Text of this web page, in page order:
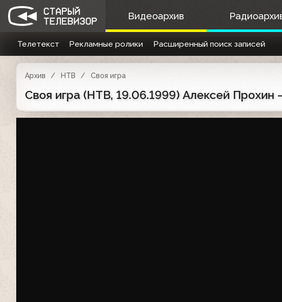
Видеоархив
Телетекст Рекламные ролики Расширенный поиск записей
Архив НТВ Своя игра
Своя игра (НТВ, 19.06.1999) Алексей